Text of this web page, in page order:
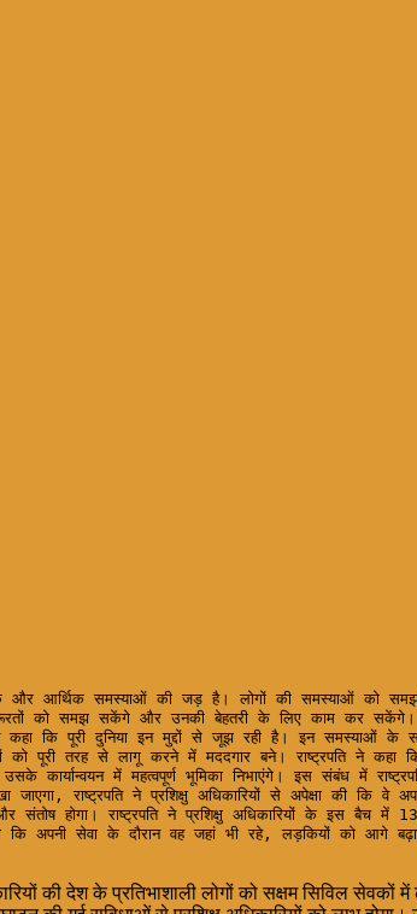
को समझ सकेंगे और उनकी बेहतरी के लिए काम कर सकेंगे।
कहा कि पूरी दुनिया इन मुद्दों से जूझ रही है। इन समस्याओं के
को पूरी तरह से लागू करने में मददगार बने। राष्ट्रपति ने
कार्यान्वयन में महत्वपूर्ण भूमिका निभाएंगे। इस संबंध में
जाएगा, राष्ट्रपति ने प्रशिक्षु अधिकारियों से अपेक्षा की कि
होगा। राष्ट्रपति ने प्रशिक्षु अधिकारियों के इस बैच में
कि अपनी सेवा के दौरान वह जहां भी रहे, लड़कियों को आगे
की देश के प्रतिभाशाली लोगों को सक्षम सिविल